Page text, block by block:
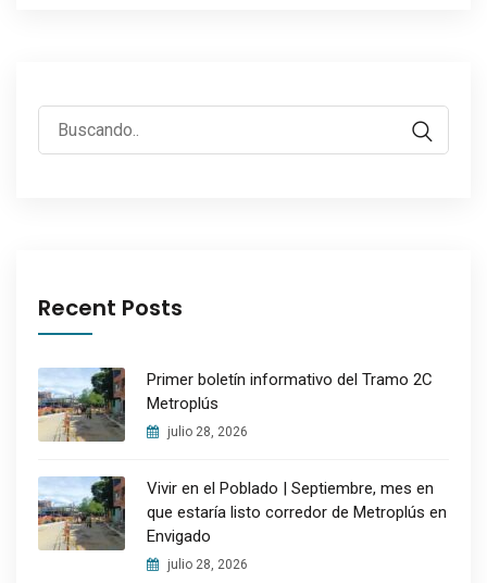
Buscar:
Recent Posts
Primer boletín informativo del Tramo 2C
Metroplús
julio 28, 2026
Vivir en el Poblado | Septiembre, mes en
que estaría listo corredor de Metroplús en
Envigado
julio 28, 2026